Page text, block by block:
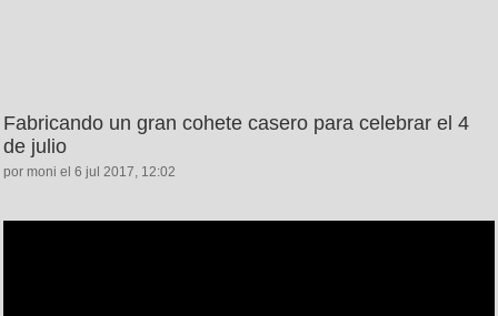
Fabricando un gran cohete casero para celebrar el 4
de julio
por moni el 6 jul 2017, 12:02